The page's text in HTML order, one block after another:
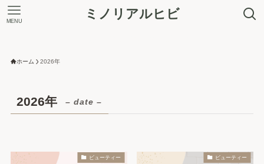
ミノリアルヒビ
MENU
ホーム 2026年
2026年 – date –
ビューティー ビューティー